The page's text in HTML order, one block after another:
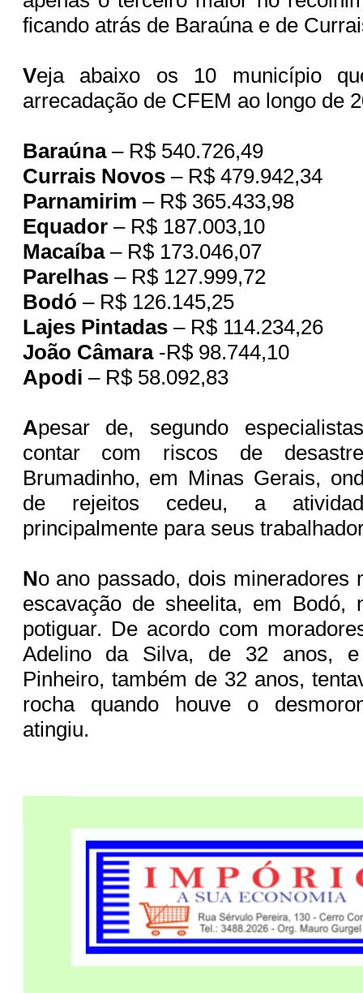
ficando atrás de Baraúna e de
Veja abaixo os 10 município
arrecadação de CFEM ao longo de
Baraúna– R$ 540.726,49
Currais Novos– R$ 479.942,34
Parnamirim – R$ 365.433,98
Equador– R$ 187.003,10
Macaíba– R$ 173.046,07
Parelhas– R$ 127.999,72
Bodó – R$ 126.145,25
Lajes Pintadas– R$ 114.234,26
João Câmara-R$ 98.744,10
Apodi – R$ 58.092,83
Apesar de, segundo
contar com riscos de
Brumadinho, em Minas Gerais,
de rejeitos cedeu, a
principalmente para seus
No ano passado, dois mineradores
escavação de sheelita, em Bodó,
potiguar. De acordo com
Adelino da Silva, de 32 anos, e
Pinheiro, também de 32 anos,
rocha quando houve o
atingiu.